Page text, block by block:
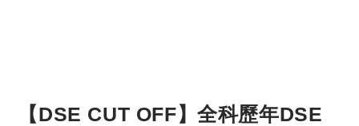
【DSE CUT OFF】全科歷年DSE